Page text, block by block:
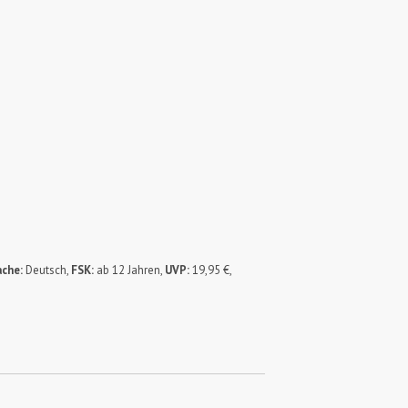
Deutsch, FSK: ab 12 Jahren, UVP:19,95 €,